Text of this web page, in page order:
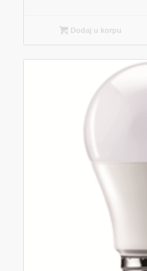
Dodaj u korpu